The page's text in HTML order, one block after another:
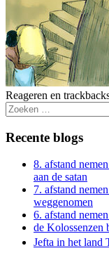
Reageren en
Zoeken
naar:
Recente blogs
8. afstand
aan de satan
7. afstand
weggenomen
6. afstand
de Kolossenzen
Jefta in het land